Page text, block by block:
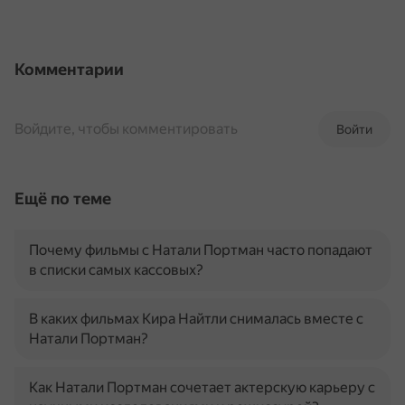
Комментарии
Войти
Войдите, чтобы комментировать
Ещё по теме
Почему фильмы с Натали Портман часто попадают
в списки самых кассовых?
В каких фильмах Кира Найтли снималась вместе с
Натали Портман?
Как Натали Портман сочетает актерскую карьеру с